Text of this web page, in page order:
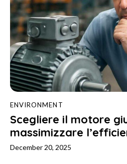
ENVIRONMENT
Scegliere il motore
massimizzare
December 20, 2025